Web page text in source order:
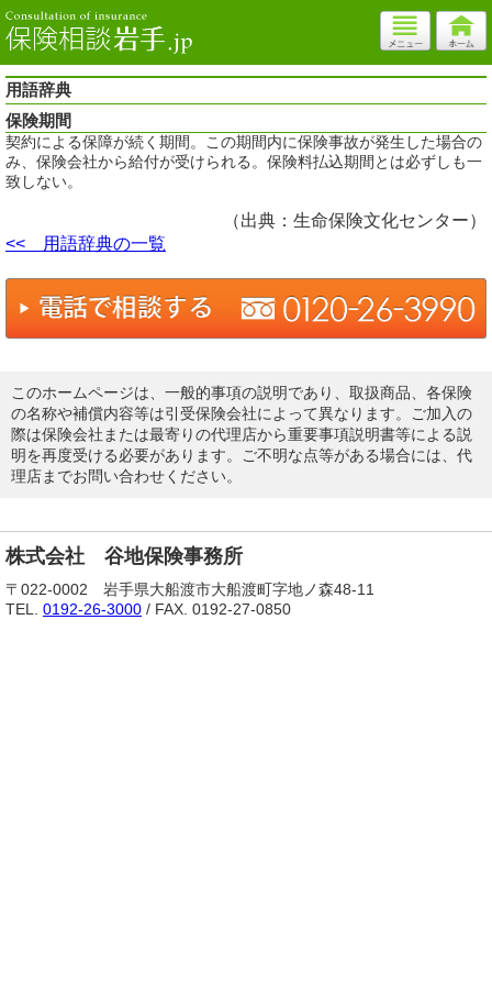
用語辞典
保険期間
契約による保障が続く期間。この期間内に保険事故が発生した場合の
み、保険会社から給付が受けられる。保険料払込期間とは必ずしも一
致しない。
（出典：生命保険文化センター）
<< 用語辞典の一覧
このホームページは、一般的事項の説明であり、取扱商品、各保険
の名称や補償内容等は引受保険会社によって異なります。ご加入の
際は保険会社または最寄りの代理店から重要事項説明書等による説
明を再度受ける必要があります。ご不明な点等がある場合には、代
理店までお問い合わせください。
株式会社 谷地保険事務所
〒022-0002 岩手県大船渡市大船渡町字地ノ森48-11
TEL. 0192-26-3000 / FAX. 0192-27-0850